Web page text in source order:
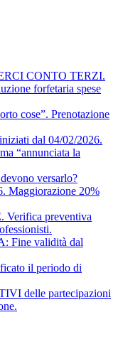
CONTO TERZI.
forfetaria spese
cose”. Prenotazione
dal 04/02/2026.
“annunciata la
versarlo?
20%
preventiva
Fine validità dal
il periodo di
delle partecipazioni